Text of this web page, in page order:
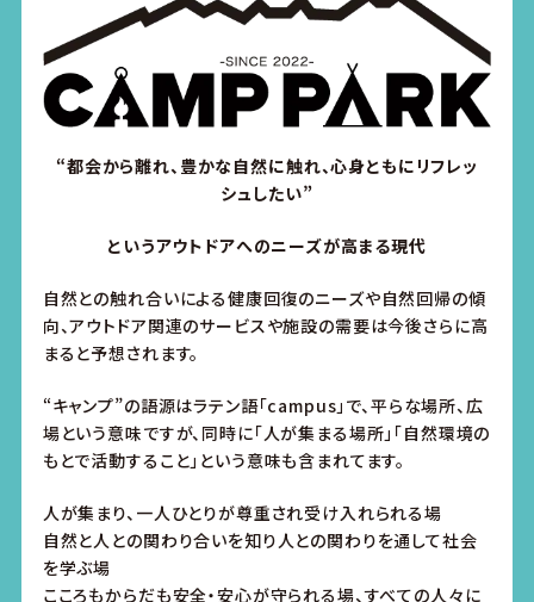
“都会から離れ、豊かな自然に触れ、心身ともにリフレッ
シュしたい”
というアウトドアへのニーズが高まる現代
自然との触れ合いによる健康回復のニーズや自然回帰の傾
向、アウトドア関連のサービスや施設の需要は今後さらに高
まると予想されます。
“キャンプ”の語源はラテン語「campus」で、平らな場所、広
場という意味ですが、同時に「人が集まる場所」「自然環境の
もとで活動すること」という意味も含まれてます。
人が集まり、一人ひとりが尊重され受け入れられる場
自然と人との関わり合いを知り人との関わりを通して社会
を学ぶ場
こころもからだも安全・安心が守られる場、すべての人々に